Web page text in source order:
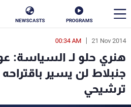
PROGRAMS
NEWSCASTS
21 Nov 2014
00:34 AM
هنري حلو لـ السياسة:
جنبلاط لن يسير
ترشيحي
en
الأخبار
سياسة